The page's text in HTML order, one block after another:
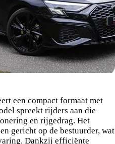
een compact formaat met
spreekt rijders aan die
en rijgedrag. Het
gericht op de bestuurder, wat
Dankzij efficiënte